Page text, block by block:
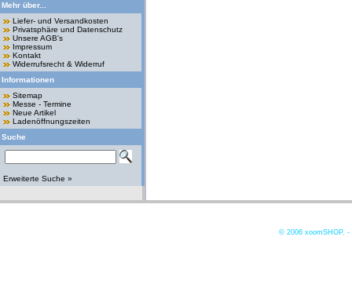
Mehr über...
Liefer- und Versandkosten
Privatsphäre und Datenschutz
Unsere AGB's
Impressum
Kontakt
Widerrufsrecht & Widerruf
Informationen
Sitemap
Messe - Termine
Neue Artikel
Ladenöffnungszeiten
Suche
Erweiterte Suche »
© 2006 xoomSHOP. -